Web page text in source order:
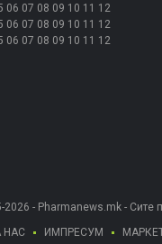
06 07 08 09 10 11 12
06 07 08 09 10 11 12
06 07 08 09 10 11 12
- Pharmanews.mk - Сите
НАС ИМПРЕСУМ